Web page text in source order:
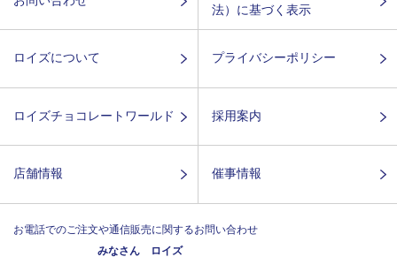
法）に基づく表示
ロイズについて プライバシーポリシー
ロイズチョコレートワールド 採用案内
店舗情報 催事情報
お電話でのご注文や通信販売に関するお問い合わせ
みなさん ロイズ